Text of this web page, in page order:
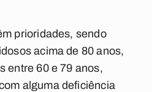
prioridades, sendo
acima de 80 anos,
entre 60 e 79 anos,
alguma deficiência